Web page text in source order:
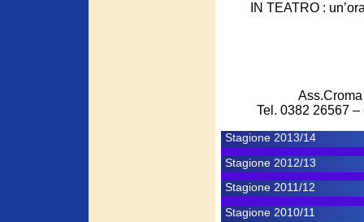
IN TEATRO :
Tel. 0382 26567
Stagione 2013/14
Stagione 2012/13
Stagione 2011/12
Stagione 2010/11